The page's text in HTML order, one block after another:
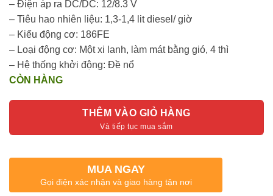
– Điện áp ra DC/DC: 12/8.3 V
– Tiêu hao nhiên liệu: 1,3-1,4 lit diesel/ giờ
– Kiểu động cơ: 186FE
– Loại động cơ: Một xi lanh, làm mát bằng gió, 4 thì
– Hệ thống khởi động: Đề nổ
CÒN HÀNG
THÊM VÀO GIỎ HÀNG
MUA NGAY
Gọi điện xác nhận và giao hàng tận nơi